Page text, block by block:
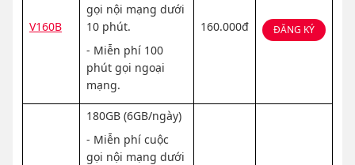
V160B
gọi nội mạng dưới
10 phút.
- Miễn phí 100
phút gọi ngoại
mạng.
160.000đ ĐĂNG KÝ
180GB (6GB/ngày)
- Miễn phí cuộc
gọi nội mạng dưới